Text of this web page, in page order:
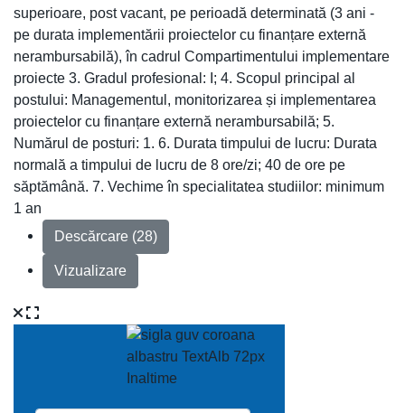
superioare, post vacant, pe perioadă determinată (3 ani -
pe durata implementării proiectelor cu finanțare externă
nerambursabilă), în cadrul Compartimentului implementare
proiecte 3. Gradul profesional: I; 4. Scopul principal al
postului: Managementul, monitorizarea și implementarea
proiectelor cu finanțare externă nerambursabilă; 5.
Numărul de posturi: 1. 6. Durata timpului de lucru: Durata
normală a timpului de lucru de 8 ore/zi; 40 de ore pe
săptămână. 7. Vechime în specialitatea studiilor: minimum
1 an
Descărcare (28)
Vizualizare